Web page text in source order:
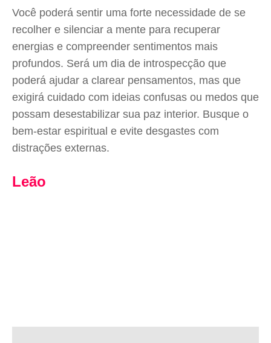
Você poderá sentir uma forte necessidade de se
recolher e silenciar a mente para recuperar
energias e compreender sentimentos mais
profundos. Será um dia de introspecção que
poderá ajudar a clarear pensamentos, mas que
exigirá cuidado com ideias confusas ou medos que
possam desestabilizar sua paz interior. Busque o
bem-estar espiritual e evite desgastes com
distrações externas.
Leão